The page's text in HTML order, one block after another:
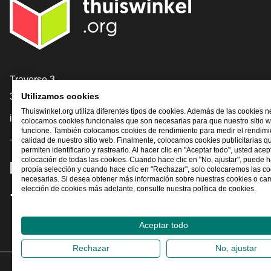
[_General:Contact]
Traverse 3
3905 NL Veenendaal
info@thuiswinkel.org
+31 (0)318 64 85 75
[_General:SocialMediaTitle]
Utilizamos cookies
Thuiswinkel.org utiliza diferentes tipos de cookies. Además de las cookies
colocamos cookies funcionales que son necesarias para que nuestro sitio
funcione. También colocamos cookies de rendimiento para medir el
calidad de nuestro sitio web. Finalmente, colocamos cookies publicitarias
permiten identificarlo y rastrearlo. Al hacer clic en "Aceptar todo", usted
colocación de todas las cookies. Cuando hace clic en "No, ajustar", puede
propia selección y cuando hace clic en "Rechazar", solo colocaremos las
necesarias. Si desea obtener más información sobre nuestras cookies o
elección de cookies más adelante, consulte nuestra política de cookies.
Aceptar todo
Rechazar No, ajustar